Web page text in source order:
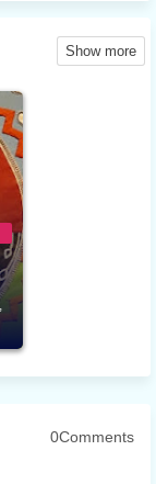
Show more
0Comments